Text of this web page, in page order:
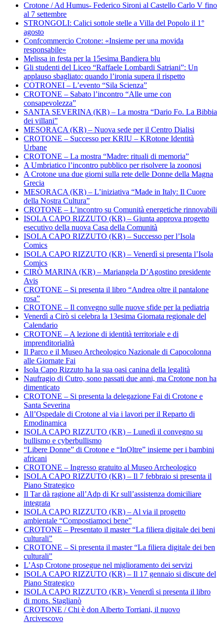
Crotone / Ad Humus- Federico Sironi al Castello Carlo V fino
al 7 settembre
STRONGOLI: Calici sottole stelle a Villa del Popolo il 1°
agosto
Confcommercio Crotone: «Insieme per una movida
responsabile»
Melissa in festa per la 15esima Bandiera blu
Gli studenti del Liceo “Raffaele Lombardi Satriani”: Un
applauso sbagliato: quando l’ironia supera il rispetto
COTRONEI – L’evento “Sila Scienza”
CROTONE – Sabato l’incontro “Alle urne con
consapevolezza”
SANTA SEVERINA (KR) – La mostra “Dario Fo. La Bibbia
dei villani”
MESORACA (KR) – Nuova sede per il Centro Dialisi
CROTONE – Successo per KRIU – KRotone Identità
Urbane
CROTONE – La mostra “Madre: rituali di memoria”
A Umbriatico l’incontro pubblico per risolvere la zoonosi
A Crotone una due giorni sulla rete delle Donne della Magna
Grecia
MESORACA (KR) – L’iniziativa “Made in Italy: Il Cuore
della Nostra Cultura”
CROTONE – L’incontro su Comunità energetiche rinnovabili
ISOLA CAPO RIZZUTO (KR) – Giunta approva progetto
esecutivo della nuova Casa della Comunità
ISOLA CAPO RIZZUTO (KR) – Successo per l’Isola
Comics
ISOLA CAPO RIZZUTO (KR) – Venerdì si presenta l’Isola
Comics
CIRÒ MARINA (KR) – Mariangela D’Agostino presidente
Avis
CROTONE – Si presenta il libro “Andrea oltre il pantalone
rosa”
CROTONE – Il convegno sulle nuove sfide per la pediatria
Venerdì a Cirò si celebra la 13esima Giornata regionale del
Calendario
CROTONE – A lezione di identità territoriale e di
imprenditorialità
Il Parco e il Museo Archeologico Nazionale di Capocolonna
alle Giornate Fai
Isola Capo Rizzuto ha la sua oasi canina della legalità
Naufragio di Cutro, sono passati due anni, ma Crotone non ha
dimenticato
CROTONE – Si presenta la delegazione Fai di Crotone e
Santa Severina
All’Ospedale di Crotone al via i lavori per il Reparto di
Emodinamica
ISOLA CAPO RIZZUTO (KR) – Lunedì il convegno su
bullismo e cyberbullismo
“Libere Donne” di Crotone e “InOltre” insieme per i bambini
africani
CROTONE – Ingresso gratuito al Museo Archeologico
ISOLA CAPO RIZZUTO (KR) – Il 7 febbraio si presenta il
Piano Strategico
Il Tar dà ragione all’Adp di Kr sull’assistenza domiciliare
integrata
ISOLA CAPO RIZZUTO (KR) – Al via il progetto
ambientale “Compostiamoci bene”
CROTONE – Presentato il master “La filiera digitale dei beni
culturali”
CROTONE – Si presenta il master “La filiera digitale dei ben
culturali”
L’Asp Crotone prosegue nel miglioramento dei servizi
ISOLA CAPO RIZZUTO (KR) – Il 17 gennaio si discute del
Piano Strategico
ISOLA CAPO RIZZUTO (KR)- Venerdì si presenta il libro
di mons. Staglianò
CROTONE / Chi è don Alberto Torriani, il nuovo
Arcivescovo